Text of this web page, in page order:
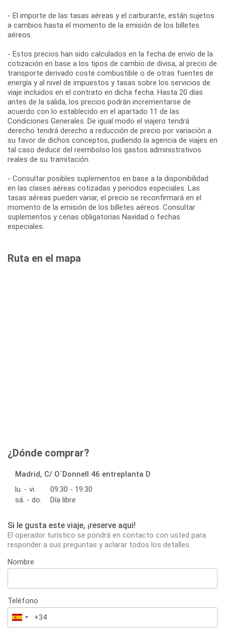
- El importe de las tasas aéreas y el carburante, están sujetos
a cambios hasta el momento de la emisión de los billetes
aéreos.
- Estos precios han sido calculados en la fecha de envío de la
cotización en base a los tipos de cambio de divisa, al precio de
transporte derivado coste combustible o de otras fuentes de
energía y al nivel de impuestos y tasas sobre los servicios de
viaje incluidos en el contrato en dicha fecha. Hasta 20 días
antes de la salida, los precios podrán incrementarse de
acuerdo con lo establecido en el apartado 11 de las
Condiciones Generales. De igual modo el viajero tendrá
derecho tendrá derecho a reducción de precio por variación a
su favor de dichos conceptos, pudiendo la agencia de viajes en
tal caso deducir del reembolso los gastos administrativos
reales de su tramitación.
- Consultar posibles suplementos en base a la disponibilidad
en las clases aéreas cotizadas y periodos especiales. Las
tasas aéreas pueden variar, el precio se reconfirmará en el
momento de la emisión de los billetes aéreos. Consultar
suplementos y cenas obligatorias Navidad o fechas
especiales.
Ruta en el mapa
¿Dónde comprar?
Madrid, C/ O´Donnell 46 entreplanta D
lu. - vi.
09:30 - 19:30
sá. - do.
Día libre
Si le gusta este viaje, ¡reserve aqui!
El operador turístico se pondrá en contacto con usted para
responder a sus preguntas y aclarar todos los detalles.
Nombre
Teléfono
España
+34